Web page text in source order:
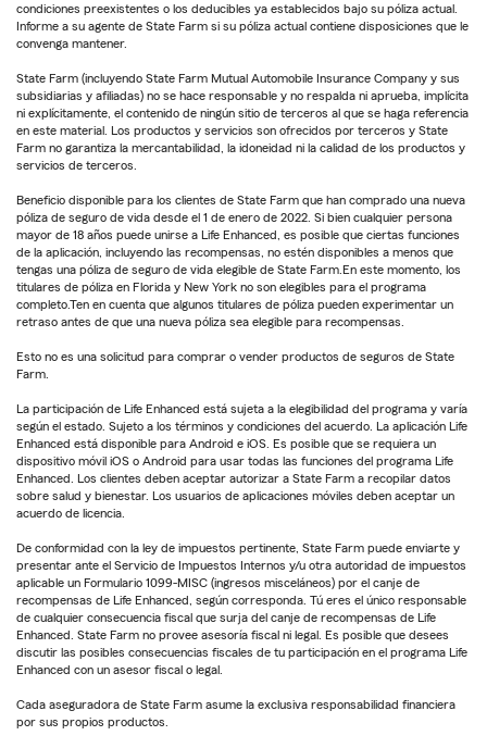
condiciones preexistentes o los deducibles ya establecidos bajo su póliza actual.
Informe a su agente de State Farm si su póliza actual contiene disposiciones que le
convenga mantener.
State Farm (incluyendo State Farm Mutual Automobile Insurance Company y sus
subsidiarias y afiliadas) no se hace responsable y no respalda ni aprueba, implícita
ni explícitamente, el contenido de ningún sitio de terceros al que se haga referencia
en este material. Los productos y servicios son ofrecidos por terceros y State
Farm no garantiza la mercantabilidad, la idoneidad ni la calidad de los productos y
servicios de terceros.
Beneficio disponible para los clientes de State Farm que han comprado una nueva
póliza de seguro de vida desde el 1 de enero de 2022. Si bien cualquier persona
mayor de 18 años puede unirse a Life Enhanced, es posible que ciertas funciones
de la aplicación, incluyendo las recompensas, no estén disponibles a menos que
tengas una póliza de seguro de vida elegible de State Farm.En este momento, los
titulares de póliza en Florida y New York no son elegibles para el programa
completo.Ten en cuenta que algunos titulares de póliza pueden experimentar un
retraso antes de que una nueva póliza sea elegible para recompensas.
Esto no es una solicitud para comprar o vender productos de seguros de State
Farm.
La participación de Life Enhanced está sujeta a la elegibilidad del programa y varía
según el estado. Sujeto a los términos y condiciones del acuerdo. La aplicación Life
Enhanced está disponible para Android e iOS. Es posible que se requiera un
dispositivo móvil iOS o Android para usar todas las funciones del programa Life
Enhanced. Los clientes deben aceptar autorizar a State Farm a recopilar datos
sobre salud y bienestar. Los usuarios de aplicaciones móviles deben aceptar un
acuerdo de licencia.
De conformidad con la ley de impuestos pertinente, State Farm puede enviarte y
presentar ante el Servicio de Impuestos Internos y/u otra autoridad de impuestos
aplicable un Formulario 1099-MISC (ingresos misceláneos) por el canje de
recompensas de Life Enhanced, según corresponda. Tú eres el único responsable
de cualquier consecuencia fiscal que surja del canje de recompensas de Life
Enhanced. State Farm no provee asesoría fiscal ni legal. Es posible que desees
discutir las posibles consecuencias fiscales de tu participación en el programa Life
Enhanced con un asesor fiscal o legal.
Cada aseguradora de State Farm asume la exclusiva responsabilidad financiera
por sus propios productos.